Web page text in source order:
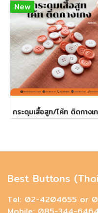
New
Best Buttons
Tel: 02-4204655 or